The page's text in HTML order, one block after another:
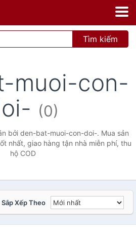
Tìm kiếm
muoi-con-
(0)
bởi den-bat-muoi-con-doi-. Mua sản
nhất, giao hàng tận nhà miễn phí, thu
hộ COD
Sắp Xếp Theo